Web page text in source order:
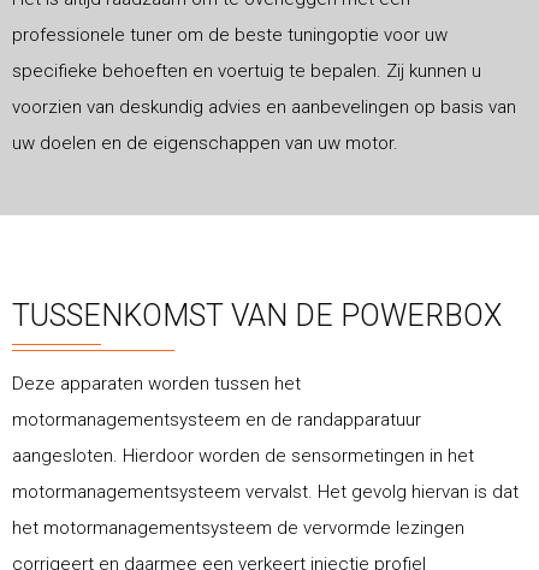
professionele tuner om de beste tuningoptie voor uw
specifieke behoeften en voertuig te bepalen. Zij kunnen u
voorzien van deskundig advies en aanbevelingen op basis van
uw doelen en de eigenschappen van uw motor.
TUSSENKOMST VAN DE POWERBOX
Deze apparaten worden tussen het
motormanagementsysteem en de randapparatuur
aangesloten. Hierdoor worden de sensormetingen in het
motormanagementsysteem vervalst. Het gevolg hiervan is dat
het motormanagementsysteem de vervormde lezingen
corrigeert en daarmee een verkeert injectie profiel